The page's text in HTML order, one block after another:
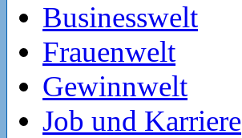
Businesswelt
Frauenwelt
Gewinnwelt
Job und Karriere